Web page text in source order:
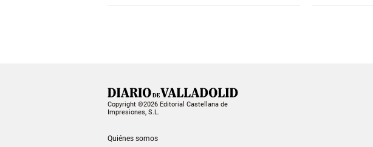
Copyright ©2026 Editorial Castellana de
Impresiones, S.L.
Quiénes somos